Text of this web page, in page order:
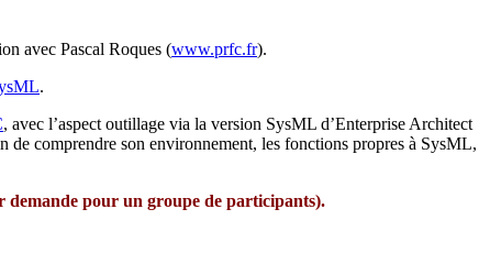
avec Pascal Roques (www.prfc.fr).
.
, avec l’aspect outillage via la version SysML d’Enterprise Architect
comprendre son environnement, les fonctions propres à SysML,
demande pour un groupe de participants).